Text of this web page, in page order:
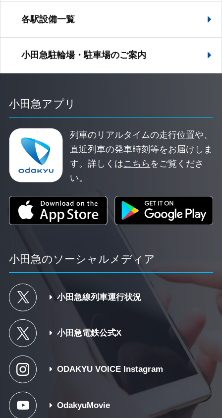
各駅設備一覧
小田急駐輪場・駐車場のご案内
小田急アプリ
列車のリアルタイムの走行位置や、
直近列車の発車時刻等をお届けしま
す。詳しくはこちら をご覧くださ
い。
小田急のソーシャルメディア
小田急線列車運行状況
小田急電鉄公式X
ODAKYU VOICE Instagram
OdakyuMovie